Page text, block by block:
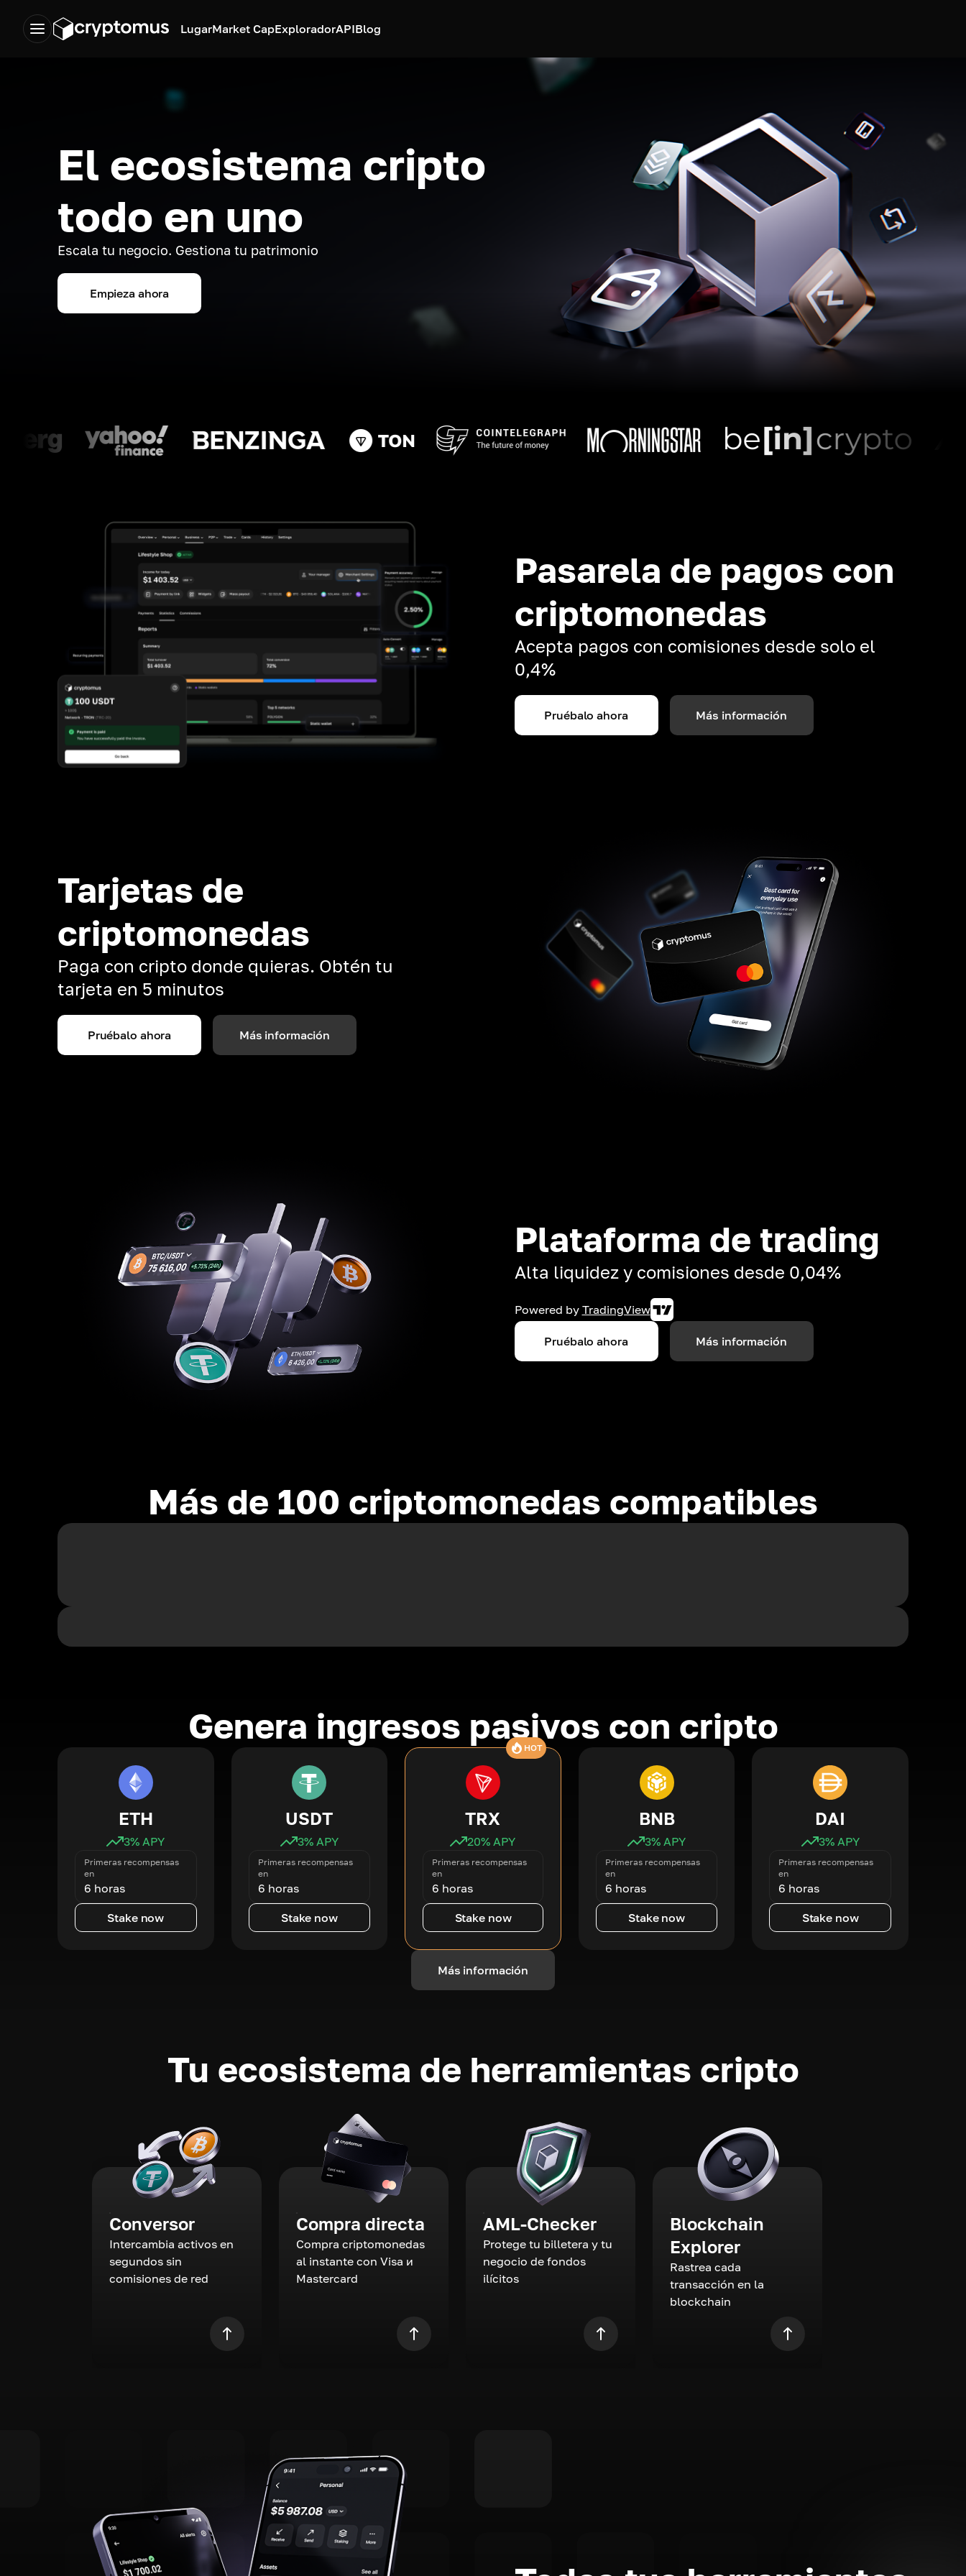
LugarMarket CapExploradorAPIBlog
El ecosistema cripto
todo en uno
Escala tu negocio. Gestiona tu patrimonio
Empieza ahora
Pasarela de pagos con
criptomonedas
Acepta pagos con comisiones desde solo el
0,4%
Pruébalo ahora Más información
Tarjetas de
criptomonedas
Paga con cripto donde quieras. Obtén tu
tarjeta en 5 minutos
Pruébalo ahora Más información
Plataforma de trading
Alta liquidez y comisiones desde 0,04%
Powered by TradingView
Pruébalo ahora Más información
Más de 100 criptomonedas compatibles
Genera ingresos pasivos con cripto
ETH
3% APY
Primeras recompensas
en
6 horas
Stake now
USDT
3% APY
Primeras recompensas
en
6 horas
Stake now
HOT
TRX
20% APY
Primeras recompensas
en
6 horas
Stake now
BNB
3% APY
Primeras recompensas
en
6 horas
Stake now
DAI
3% APY
Primeras recompensas
en
6 horas
Stake now
Más información
Tu ecosistema de herramientas cripto
Conversor
Intercambia activos en
segundos sin
comisiones de red
Compra directa
Compra criptomonedas
al instante con Visa и
Mastercard
AML-Checker
Protege tu billetera y tu
negocio de fondos
ilícitos
Blockchain
Explorer
Rastrea cada
transacción en la
blockchain